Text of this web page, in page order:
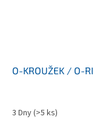
O-KROUŽEK / O-
3 Dny(>5 ks)